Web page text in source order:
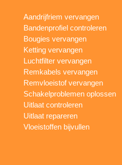
Aandrijfriem vervangen
Bandenprofiel controleren
Bougies vervangen
Ketting vervangen
Luchtfilter vervangen
Remkabels vervangen
Remvloeistof vervangen
Schakelproblemen oplossen
Uitlaat controleren
Uitlaat repareren
Vloeistoffen bijvullen